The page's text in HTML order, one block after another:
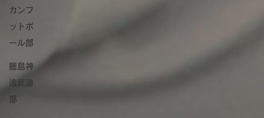
カンフ
ットボ
ール部
鹿島神
流武道
部